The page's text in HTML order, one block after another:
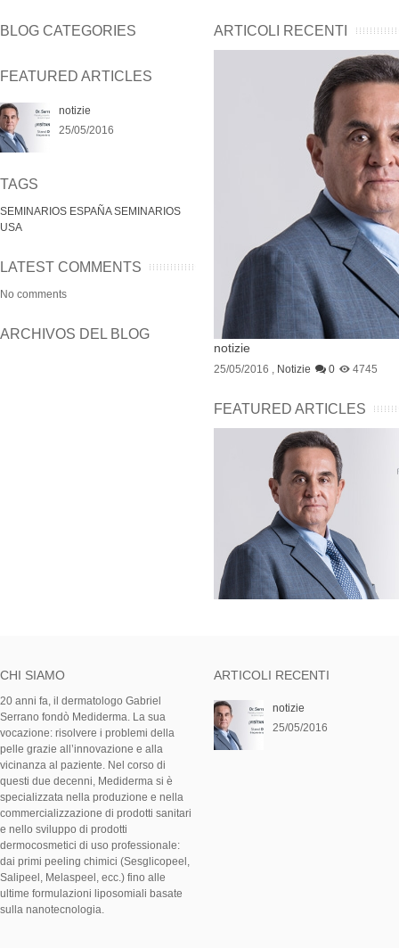
BLOG CATEGORIES
FEATURED ARTICLES
notizie
25/05/2016
TAGS
SEMINARIOS ESPAÑA SEMINARIOS
USA
LATEST COMMENTS
No comments
ARCHIVOS DEL BLOG
ARTICOLI RECENTI
notizie
25/05/2016 , Notizie 0 4745
FEATURED ARTICLES
CHI SIAMO
20 anni fa, il dermatologo Gabriel
Serrano fondò Mediderma. La sua
vocazione: risolvere i problemi della
pelle grazie all’innovazione e alla
vicinanza al paziente. Nel corso di
questi due decenni, Mediderma si è
specializzata nella produzione e nella
commercializzazione di prodotti sanitari
e nello sviluppo di prodotti
dermocosmetici di uso professionale:
dai primi peeling chimici (Sesglicopeel,
Salipeel, Melaspeel, ecc.) fino alle
ultime formulazioni liposomiali basate
sulla nanotecnologia.
ARTICOLI RECENTI
notizie
25/05/2016